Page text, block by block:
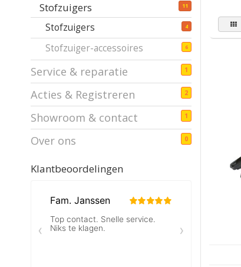
Stofzuigers 11
Stofzuigers 4
Stofzuiger-accessoires 6
Service & reparatie 1
Acties & Registreren 2
Showroom & contact 1
Over ons 0
Klantbeoordelingen